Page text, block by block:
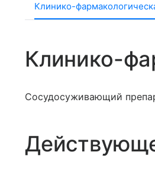
Клинико-
Клинико-
Сосудосуживающий